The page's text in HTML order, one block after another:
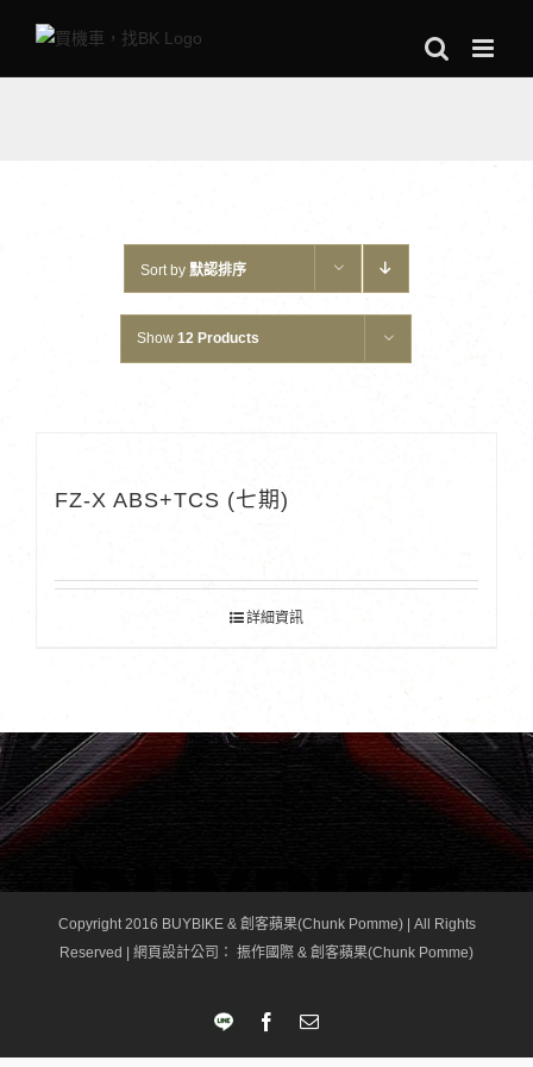
Sort by 默認排序
Show 12 Products
FZ-X ABS+TCS (七期)
詳細資訊
Copyright 2016 BUYBIKE & 創客蘋果(Chunk Pomme) | All Rights
Reserved | 網頁設計公司 ： 振作國際 & 創客蘋果(Chunk Pomme)
LINE FacebookEmail: